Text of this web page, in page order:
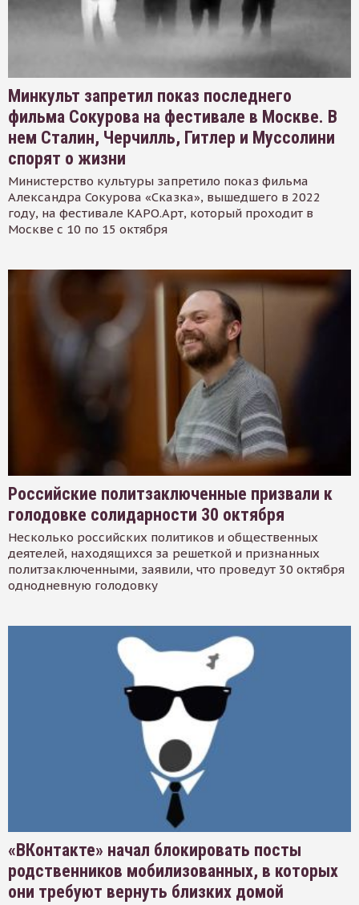
Минкульт запретил показ последнего
фильма Сокурова на фестивале в Москве. В
нем Сталин, Черчилль, Гитлер и Муссолини
спорят о жизни
Министерство культуры запретило показ фильма
Александра Сокурова «Сказка», вышедшего в 2022
году, на фестивале КАРО.Арт, который проходит в
Москве с 10 по 15 октября
Российские политзаключенные призвали к
голодовке солидарности 30 октября
Несколько российских политиков и общественных
деятелей, находящихся за решеткой и признанных
политзаключенными, заявили, что проведут 30 октября
однодневную голодовку
«ВКонтакте» начал блокировать посты
родственников мобилизованных, в которых
они требуют вернуть близких домой